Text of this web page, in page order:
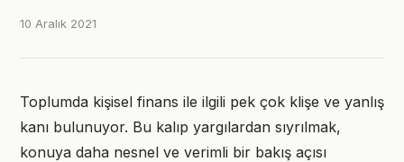
10 Aralık 2021
Toplumda kişisel finans ile ilgili pek çok klişe ve yanlış
kanı bulunuyor. Bu kalıp yargılardan sıyrılmak,
konuya daha nesnel ve verimli bir bakış açısı